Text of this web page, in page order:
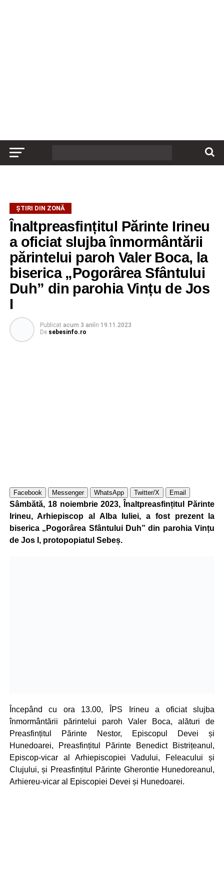
ȘTIRI DIN ZONĂ
Înaltpreasfințitul Părinte Irineu
a oficiat slujba înmormântării
părintelui paroh Valer Boca, la
biserica „Pogorârea Sfântului
Duh” din parohia Vințu de Jos
I
Publicat acum 3 aniîn 19.11.2023
De sebesinfo.ro
Facebook Messenger WhatsApp Twitter/X Email
Sâmbătă, 18 noiembrie 2023, Înaltpreasfințitul Părinte
Irineu, Arhiepiscop al Alba Iuliei, a fost prezent la
biserica „Pogorârea Sfântului Duh” din parohia Vințu
de Jos I, protopopiatul Sebeș.
Începând cu ora 13.00, ÎPS Irineu a oficiat slujba
înmormântării părintelui paroh Valer Boca, alături de
Preasfințitul Părinte Nestor, Episcopul Devei și
Hunedoarei, Preasfințitul Părinte Benedict Bistrițeanul,
Episcop-vicar al Arhiepiscopiei Vadului, Feleacului și
Clujului, și Preasfințitul Părinte Gherontie Hunedoreanul,
Arhiereu-vicar al Episcopiei Devei și Hunedoarei.